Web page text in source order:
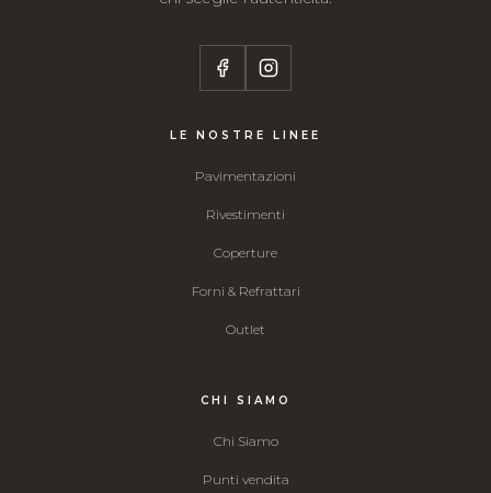
LE NOSTRE LINEE
Pavimentazioni
Rivestimenti
Coperture
Forni & Refrattari
Outlet
CHI SIAMO
Chi Siamo
Punti vendita